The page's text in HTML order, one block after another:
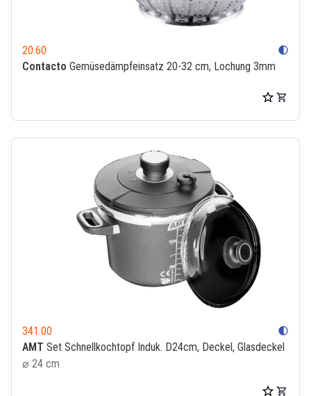
20.60 contrast
Contacto Gemüsedämpfeinsatz 20-32 cm, Lochung 3mm
341.00 contrast
AMT Set Schnellkochtopf Induk. D24cm, Deckel, Glasdeckel
⌀ 24 cm